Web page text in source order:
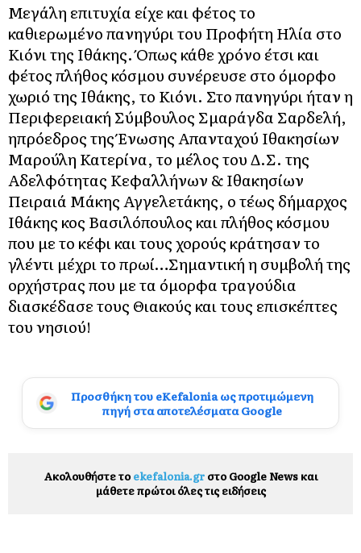
Μεγάλη επιτυχία είχε και φέτος το
καθιερωμένο πανηγύρι του Προφήτη Ηλία στο
Κιόνι της Ιθάκης. Όπως κάθε χρόνο έτσι και
φέτος πλήθος κόσμου συνέρευσε στο όμορφο
χωριό της Ιθάκης, το Κιόνι. Στο πανηγύρι ήταν η
Περιφερειακή Σύμβουλος Σμαράγδα Σαρδελή,
ηπρόεδρος της Ένωσης Απανταχού Ιθακησίων
Μαρούλη Κατερίνα, το μέλος του Δ.Σ. της
Αδελφότητας Κεφαλλήνων & Ιθακησίων
Πειραιά Μάκης Αγγελετάκης, ο τέως δήμαρχος
Ιθάκης κος Βασιλόπουλος και πλήθος κόσμου
που με το κέφι και τους χορούς κράτησαν το
γλέντι μέχρι το πρωί…Σημαντική η συμβολή της
ορχήστρας που με τα όμορφα τραγούδια
διασκέδασε τους Θιακούς και τους επισκέπτες
του νησιού!
Προσθήκη του eKefalonia ως προτιμώμενη
πηγή στα αποτελέσματα Google
Ακολουθήστε το ekefalonia.grστο Google News και
μάθετε πρώτοι όλες τις ειδήσεις